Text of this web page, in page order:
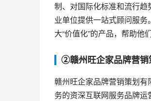
制、对国际化标准和流行
业单位提供一站式顾问服
大“价值化”的产品，帮助他
②赣州旺企家品牌营销
赣州旺企家品牌营销策划
务的资深互联网服务品牌